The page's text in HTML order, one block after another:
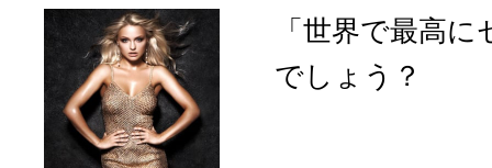
「世界で最高
でしょう？